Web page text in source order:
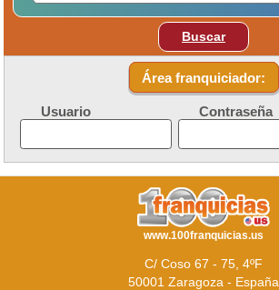
Buscar
Área franquiciador:
Usuario Contraseña
www.100franquicias.us
C/ Coso 67 - 75, 4ºF
50001 Zaragoza - España